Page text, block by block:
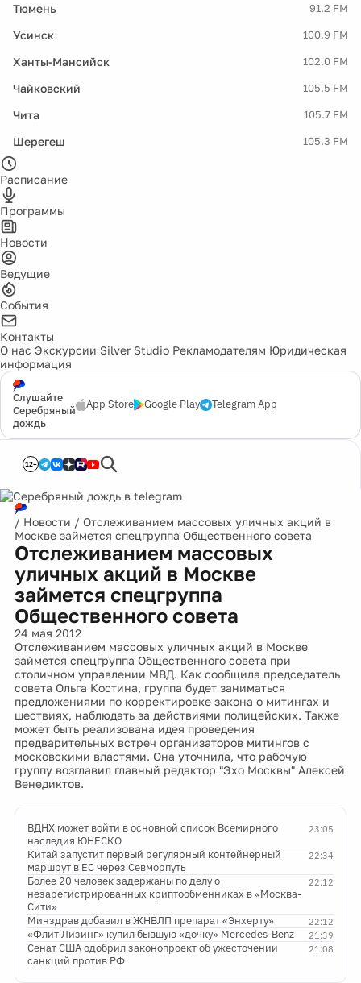
Тюмень 91.2 FM
Усинск 100.9 FM
Ханты-Мансийск 102.0 FM
Чайковский 105.5 FM
Чита 105.7 FM
Шерегеш 105.3 FM
Расписание
Программы
Новости
Ведущие
События
Контакты
О нас Экскурсии Silver Studio Рекламодателям Юридическая
информация
Слушайте
Серебряный
дождь
App Store Google Play Telegram App
12+
/ Новости / Отслеживанием массовых уличных акций в
Москве займется спецгруппа Общественного совета
Отслеживанием массовых
уличных акций в Москве
займется спецгруппа
Общественного совета
24 мая 2012
Отслеживанием массовых уличных акций в Москве
займется спецгруппа Общественного совета при
столичном управлении МВД. Как сообщила председатель
совета Ольга Костина, группа будет заниматься
предложениями по корректировке закона о митингах и
шествиях, наблюдать за действиями полицейских. Также
может быть реализована идея проведения
предварительных встреч организаторов митингов с
московскими властями. Она уточнила, что рабочую
группу возглавил главный редактор "Эхо Москвы" Алексей
Венедиктов.
23:05
ВДНХ может войти в основной список Всемирного
наследия ЮНЕСКО
22:34
Китай запустит первый регулярный контейнерный
маршрут в ЕС через Севморпуть
22:12
Более 20 человек задержаны по делу о
незарегистрированных криптообменниках в «Москва-
Сити»
22:12
Минздрав добавил в ЖНВЛП препарат «Энхерту»
21:39
«Флит Лизинг» купил бывшую «дочку» Mercedes-Benz
21:08
Сенат США одобрил законопроект об ужесточении
санкций против РФ